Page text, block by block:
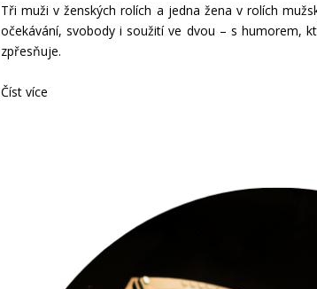
Tři muži v ženských rolích a jedna žena v rolích
očekávání, svobody i soužití ve dvou – s humorem,
zpřesňuje.
Číst více